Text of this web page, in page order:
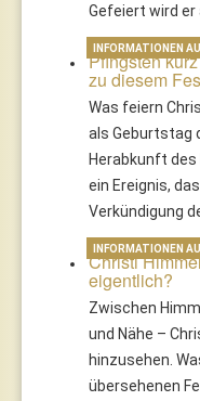
Gefeiert wird er
Pfingsten
zu diesem
Was feiern
als Geburtstag
Herabkunft des
ein Ereignis,
Verkündigung
INFORMATIONEN
Christi
eigentlich?
Zwischen
und Nähe –
hinzusehen.
übersehenen
INFORMATIONEN